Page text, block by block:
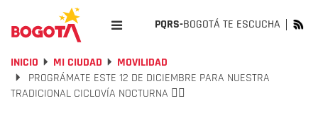
PQRS-BOGOTÁ TE ESCUCHA
INICIO MI CIUDAD
MOVILIDAD
PROGRÁMATE ESTE 12 DE DICIEMBRE PARA NUESTRA
TRADICIONAL CICLOVÍA NOCTURNA 🚴‍♀